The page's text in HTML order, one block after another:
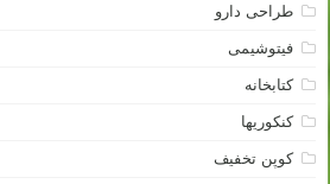
طراحی دارو
فیتوشیمی
کتابخانه
کنکوریها
کوپن تخفیف